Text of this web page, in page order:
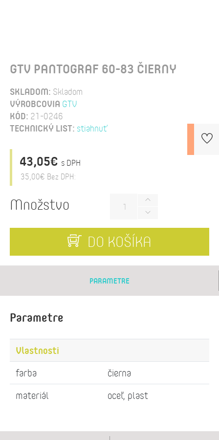
GTV PANTOGRAF 60-83 ČIERNY
SKLADOM: Skladom
VÝROBCOVIA GTV
KÓD: 21-0246
TECHNICKÝ LIST: stiahnuť
43,05€ s DPH
35,00€ Bez DPH:
Množstvo
DO KOŠÍKA
PARAMETRE
Parametre
Vlastnosti
farba
čierna
materiál
oceľ, plast